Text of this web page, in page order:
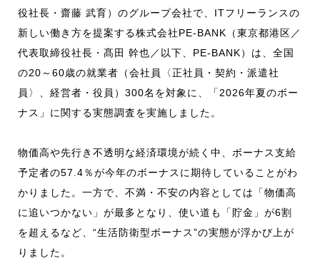
お知らせ
採用情報
CONTACT
役社長・齋藤 武育）のグループ会社で、ITフリーランスの
新しい働き方を提案する株式会社PE-BANK（東京都港区／
代表取締役社長・髙田 幹也／以下、PE-BANK）は、全国
の20～60歳の就業者（会社員〈正社員・契約・派遣社
員〉、経営者・役員）300名を対象に、「2026年夏のボー
ナス」に関する実態調査を実施しました。
物価高や先行き不透明な経済環境が続く中、ボーナス支給
予定者の57.4％が今年のボーナスに期待していることがわ
かりました。一方で、不満・不安の内容としては「物価高
に追いつかない」が最多となり、使い道も「貯金」が6割
を超えるなど、“生活防衛型ボーナス”の実態が浮かび上が
りました。